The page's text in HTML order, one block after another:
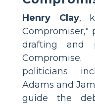
Henry Clay,
Compromiser,"
drafting and
politicians
Adams and
guide the